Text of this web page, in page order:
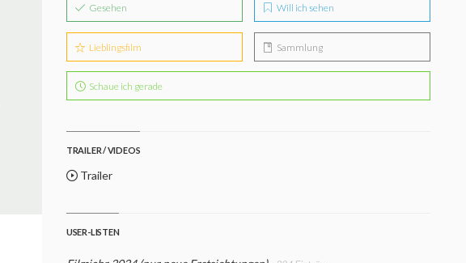
Gesehen Will ich sehen
Lieblingsfilm Sammlung
Schaue ich gerade
TRAILER / VIDEOS
Trailer
USER-LISTEN